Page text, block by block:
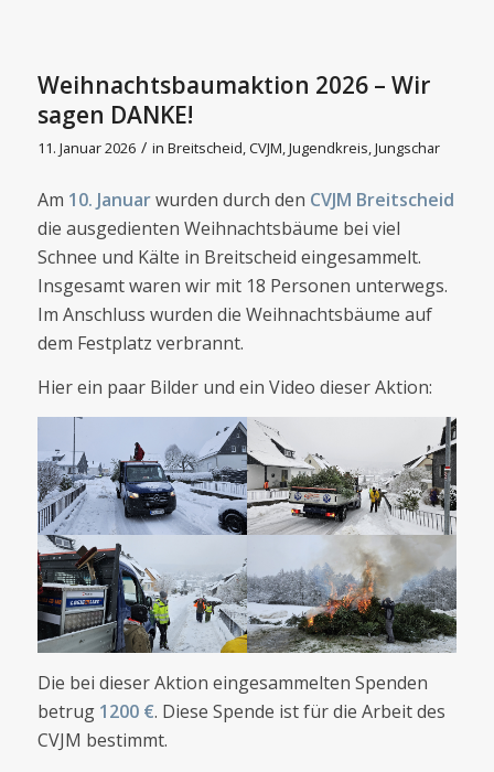
Weihnachtsbaumaktion 2026 – Wir
sagen DANKE!
11. Januar 2026 / in Breitscheid,CVJM,Jugendkreis,Jungschar
Am 10. Januarwurden durch den CVJM Breitscheid
die ausgedienten Weihnachtsbäume bei viel
Schnee und Kälte in Breitscheid eingesammelt.
Insgesamt waren wir mit 18 Personen unterwegs.
Im Anschluss wurden die Weihnachtsbäume auf
dem Festplatz verbrannt.
Hier ein paar Bilder und ein Video dieser Aktion:
Die bei dieser Aktion eingesammelten Spenden
betrug 1200 €. Diese Spende ist für die Arbeit des
CVJM bestimmt.